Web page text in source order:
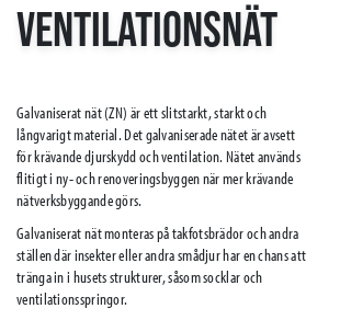
VENTILATIONSNÄT
Galvaniserat nät (ZN) är ett slitstarkt, starkt och
långvarigt material. Det galvaniserade nätet är avsett
för krävande djurskydd och ventilation. Nätet används
flitigt i ny- och renoveringsbyggen när mer krävande
nätverksbyggande görs.
Galvaniserat nät monteras på takfotsbrädor och andra
ställen där insekter eller andra smådjur har en chans att
tränga in i husets strukturer, såsom socklar och
ventilationsspringor.